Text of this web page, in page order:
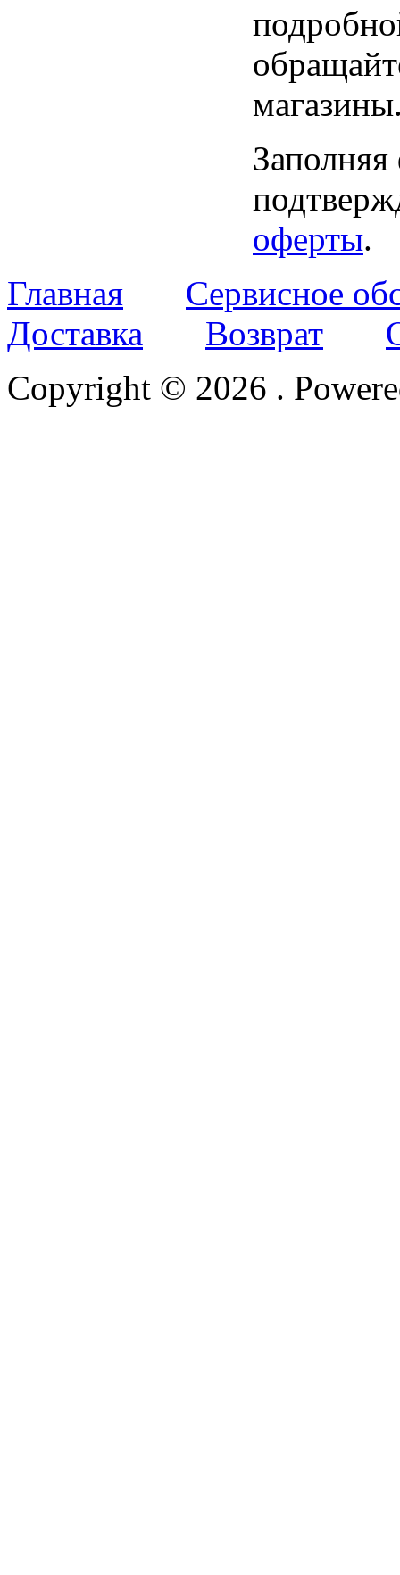
оферты.
Главная
Сервисное
Доставка
Возврат
Copyright © 2026 .